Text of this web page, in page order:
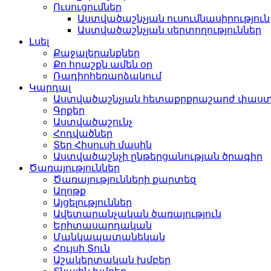
Ուսուցումներ
Աստվածաշնչյան ուսումնասիրություն
Աստվածաշնչյան սերտողություններ
Լսել
Քաջալերանքներ
Քո հրաշքն ամեն օր
Ռադիոհեռարձակում
Կարդալ
Աստվածաշնչյան հետաքրքրաշարժ
Գրքեր
Աստվածաշունչ
Հոդվածներ
Տեր Հիսուսի մասին
Աստվածաշնչի ընթերցանության ծրագիր
Ծառայություններ
Ծառայությունների քարտեզ
Աղոթք
Այցելություններ
Ավետարանչական ծառայություն
Երիտասարդական
Մանկապատանեկան
Հույսի Տուն
Աշակերտական խմբեր